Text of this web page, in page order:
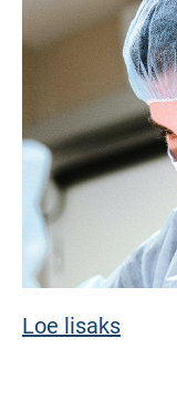
Loe lisaks